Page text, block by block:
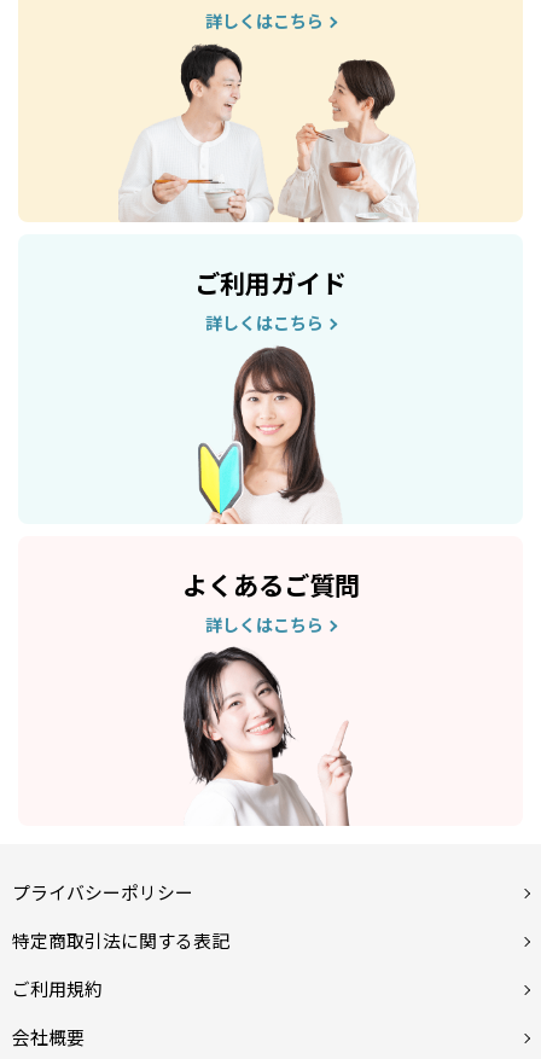
詳しくはこちら
ご利用ガイド
詳しくはこちら
よくあるご質問
詳しくはこちら
プライバシーポリシー
特定商取引法に関する表記
ご利用規約
会社概要